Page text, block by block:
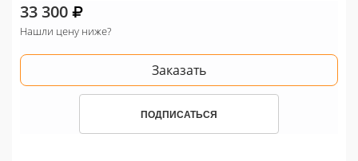
33 300
Нашли цену ниже?
Заказать
ПОДПИСАТЬСЯ